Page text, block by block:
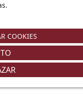
en la estética
tableros de
metálicas
al desgaste y una
que mejoran la
COOKIES